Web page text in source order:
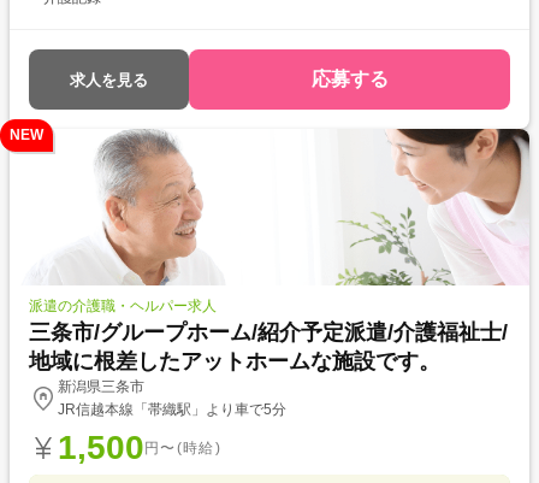
求人を見る 応募する
NEW
派遣の介護職・ヘルパー求人
三条市/グループホーム/紹介予定派遣/介護福祉士/
地域に根差したアットホームな施設です。
新潟県三条市
JR信越本線「帯織駅」より車で5分
1,500 円〜(時給)